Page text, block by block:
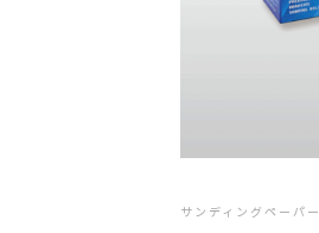
サンディングペーパー